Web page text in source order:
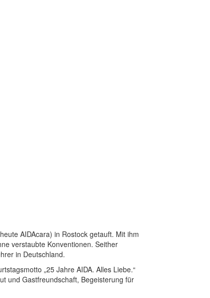
AIDAcara) in Rostock getauft. Mit ihm
verstaubte Konventionen. Seither
in Deutschland.
„25 Jahre AIDA. Alles Liebe.“
und Gastfreundschaft, Begeisterung für